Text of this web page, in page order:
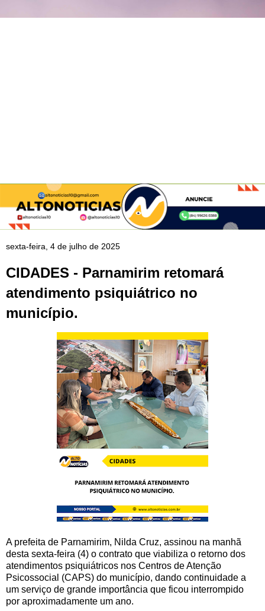
sexta-feira, 4 de julho de 2025
CIDADES - Parnamirim retomará
atendimento psiquiátrico no
município.
A prefeita de Parnamirim, Nilda Cruz, assinou na manhã
desta sexta-feira (4) o contrato que viabiliza o retorno dos
atendimentos psiquiátricos nos Centros de Atenção
Psicossocial (CAPS) do município, dando continuidade a
um serviço de grande importância que ficou interrompido
por aproximadamente um ano.